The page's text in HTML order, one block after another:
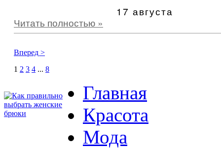
17 августа
Читать полностью »
Вперед >
1 2 3 4 ... 8
Главная
Красота
Мода